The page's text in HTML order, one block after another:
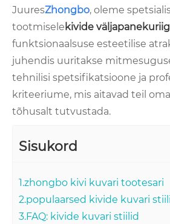
JuuresZhongbo, oleme
tootmisele kivide
funktsionaalsuse esteetilise
juhendis uuritakse
tehnilisi spetsifikatsioone ja
kriteeriume, mis aitavad teil
tõhusalt tutvustada.
Sisukord
1.zhongbo kivi kuvari tootesari
2.populaarsed kivide kuvari
3.FAQ: kivide kuvari stiilid